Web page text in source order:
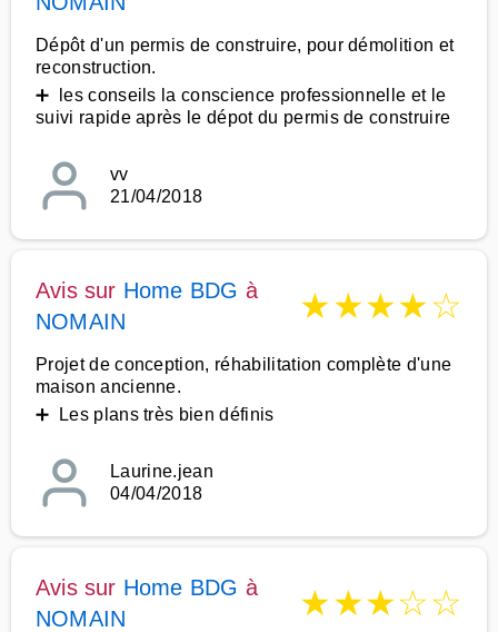
Dépôt d'un permis de construire, pour démolition et
reconstruction.
➕ les conseils la conscience professionnelle et le
suivi rapide après le dépot du permis de construire
vv
21/04/2018
Avis sur Home BDG à
NOMAIN
★★★★☆
Projet de conception, réhabilitation complète d'une
maison ancienne.
➕ Les plans très bien définis
Laurine.jean
04/04/2018
Avis sur Home BDG à
NOMAIN
★★★☆☆